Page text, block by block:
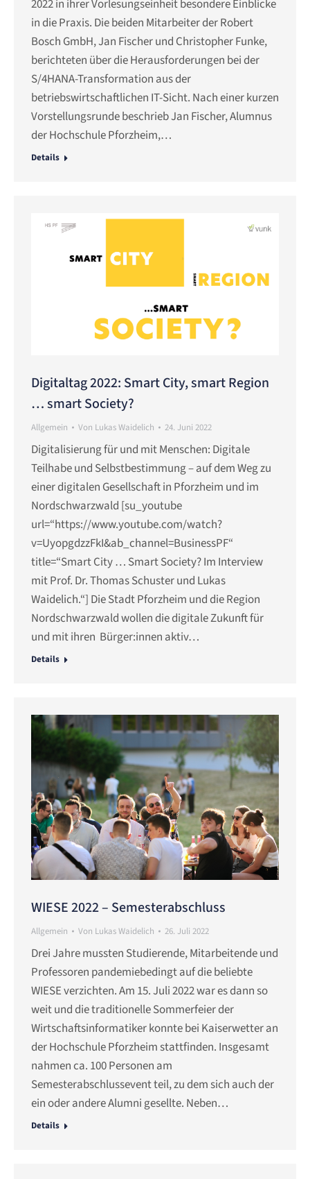
2022 in ihrer Vorlesungseinheit besondere Einblicke
in die Praxis. Die beiden Mitarbeiter der Robert
Bosch GmbH, Jan Fischer und Christopher Funke,
berichteten über die Herausforderungen bei der
S/4HANA-Transformation aus der
betriebswirtschaftlichen IT-Sicht. Nach einer kurzen
Vorstellungsrunde beschrieb Jan Fischer, Alumnus
der Hochschule Pforzheim,…
Details
Digitaltag 2022: Smart City, smart Region
… smart Society?
Allgemein Von Lukas Waidelich 24. Juni 2022
Digitalisierung für und mit Menschen: Digitale
Teilhabe und Selbstbestimmung – auf dem Weg zu
einer digitalen Gesellschaft in Pforzheim und im
Nordschwarzwald [su_youtube
url=“https://www.youtube.com/watch?
v=UyopgdzzFkI&ab_channel=BusinessPF“
title=“Smart City … Smart Society? Im Interview
mit Prof. Dr. Thomas Schuster und Lukas
Waidelich.“] Die Stadt Pforzheim und die Region
Nordschwarzwald wollen die digitale Zukunft für
und mit ihren Bürger:innen aktiv…
Details
WIESE 2022 – Semesterabschluss
Allgemein Von Lukas Waidelich 26. Juli 2022
Drei Jahre mussten Studierende, Mitarbeitende und
Professoren pandemiebedingt auf die beliebte
WIESE verzichten. Am 15. Juli 2022 war es dann so
weit und die traditionelle Sommerfeier der
Wirtschaftsinformatiker konnte bei Kaiserwetter an
der Hochschule Pforzheim stattfinden. Insgesamt
nahmen ca. 100 Personen am
Semesterabschlussevent teil, zu dem sich auch der
ein oder andere Alumni gesellte. Neben…
Details